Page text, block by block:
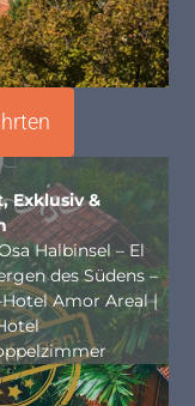
Exklusiv &
Halbinsel – El
des Südens –
Hotel Amor Areal |